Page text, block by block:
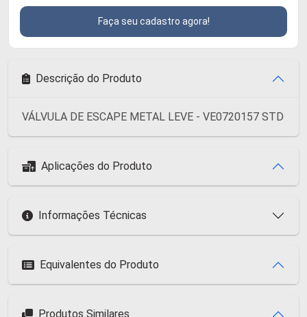
Faça seu cadastro agora!
Descrição do Produto
VÁLVULA DE ESCAPE METAL LEVE - VE0720157 STD
Aplicações do Produto
Informações Técnicas
Equivalentes do Produto
Produtos Similares